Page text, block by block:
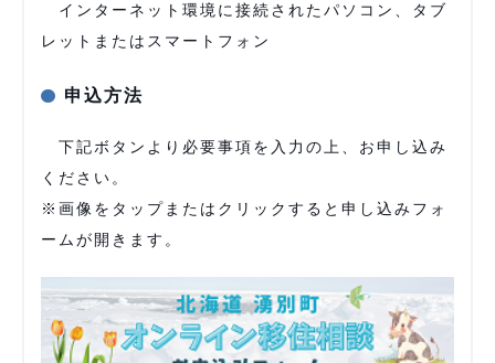
インターネット環境に接続されたパソコン、タブ
レットまたはスマートフォン
申込方法
下記ボタンより必要事項を入力の上、お申し込み
ください。
※画像をタップまたはクリックすると申し込みフォ
ームが開きます。